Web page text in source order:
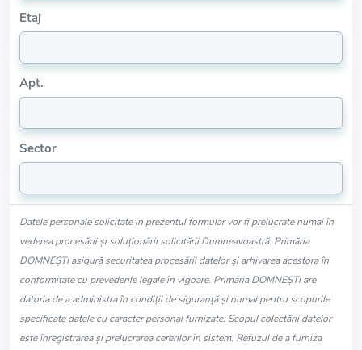
Etaj
Apt.
Sector
Datele personale solicitate in prezentul formular vor fi prelucrate numai în
vederea procesării și soluționării solicitării Dumneavoastră. Primăria
DOMNEŞTI asigură securitatea procesării datelor și arhivarea acestora în
conformitate cu prevederile legale în vigoare. Primăria DOMNEŞTI are
datoria de a administra în condiții de siguranță și numai pentru scopurile
specificate datele cu caracter personal furnizate. Scopul colectării datelor
este înregistrarea și prelucrarea cererilor în sistem. Refuzul de a furniza